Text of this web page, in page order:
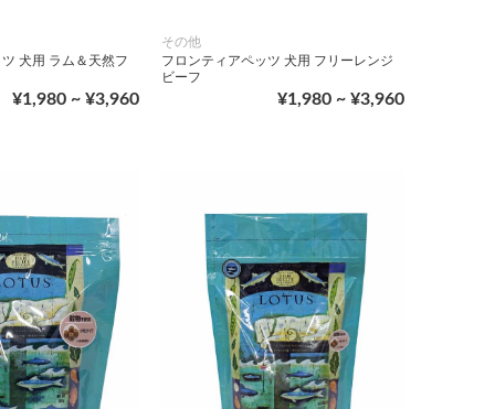
犬用 ラム＆天然フ
¥1,980 ~ ¥3,960
その他
フロンティアペッツ 犬用 フリーレンジ
ビーフ
¥1,980 ~ ¥3,960